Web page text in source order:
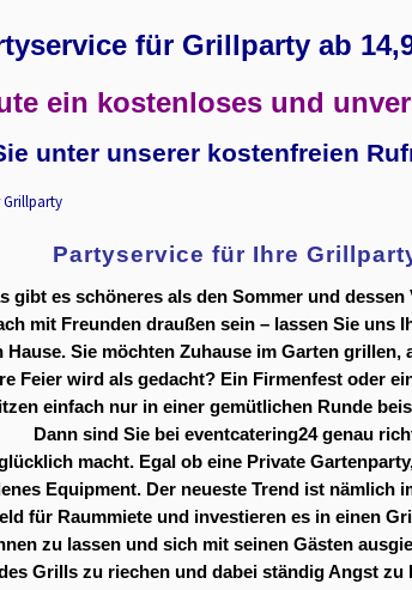
für Grillparty ab
ein kostenloses und
unter unserer kostenfreien
Partyservice für Ihre
gibt es schöneres als den Sommer und
mit Freunden draußen sein – lassen Sie uns
Sie möchten Zuhause im Garten
Feier wird als gedacht? Ein Firmenfest oder
einfach nur in einer gemütlichen Runde
Dann sind Sie bei eventcatering24 genau
macht. Egal ob eine Private
Equipment. Der neueste Trend ist nämlich
für Raummiete und investieren es in einen
zu lassen und sich mit seinen Gästen
Grills zu riechen und dabei ständig Angst zu